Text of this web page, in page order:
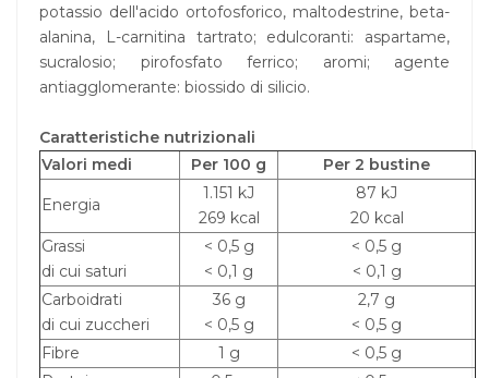
potassio dell'acido ortofosforico, maltodestrine, beta-
alanina, L-carnitina tartrato; edulcoranti: aspartame,
sucralosio; pirofosfato ferrico; aromi; agente
antiagglomerante: biossido di silicio.
Caratteristiche nutrizionali
Valori medi
Per 100 g Per 2 bustine
Energia
1.151 kJ
269 kcal
87 kJ
20 kcal
Grassi
di cui saturi
< 0,5 g
< 0,1 g
< 0,5 g
< 0,1 g
Carboidrati
di cui zuccheri
36 g
< 0,5 g
2,7 g
< 0,5 g
Fibre
1 g
< 0,5 g